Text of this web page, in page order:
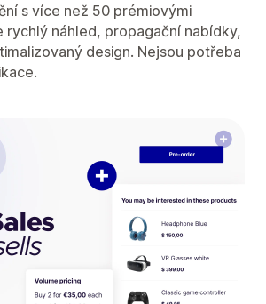
s více než 50 prémiovými
rychlý náhled, propagační nabídky,
design. Nejsou potřeba